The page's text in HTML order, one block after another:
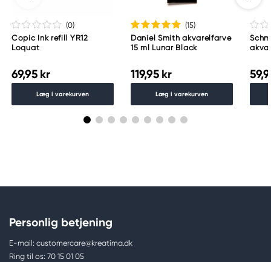
(0)
Copic Ink refill YR12
Loquat
69,95 kr
Læg i varekurven
(15)
Daniel Smith akvarelfarve
15 ml Lunar Black
119,95 kr
Læg i varekurven
Personlig betjening
E-mail: customercare@kreatima.dk
Ring til os: 70 15 01 05